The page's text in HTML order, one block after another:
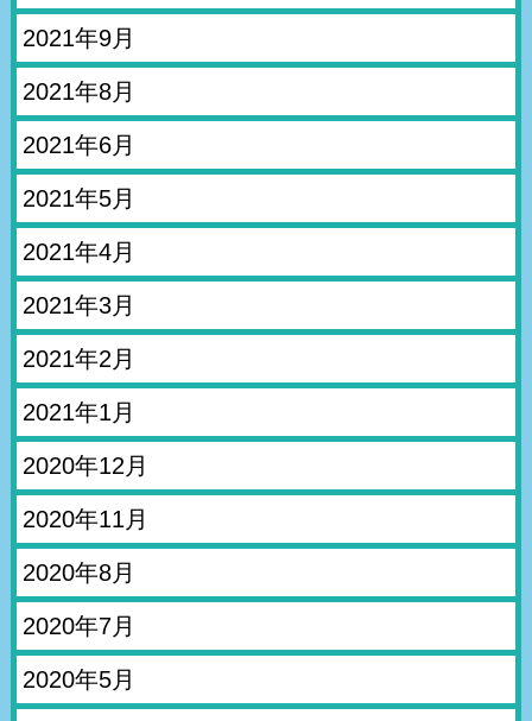
2021年9月
2021年8月
2021年6月
2021年5月
2021年4月
2021年3月
2021年2月
2021年1月
2020年12月
2020年11月
2020年8月
2020年7月
2020年5月